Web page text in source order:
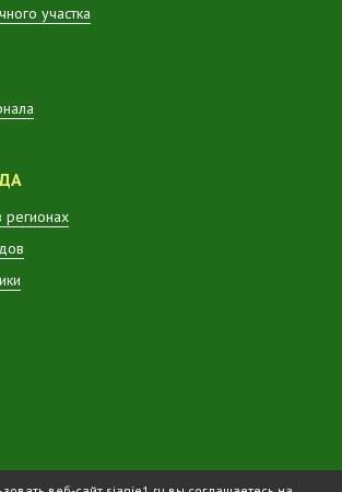
участка